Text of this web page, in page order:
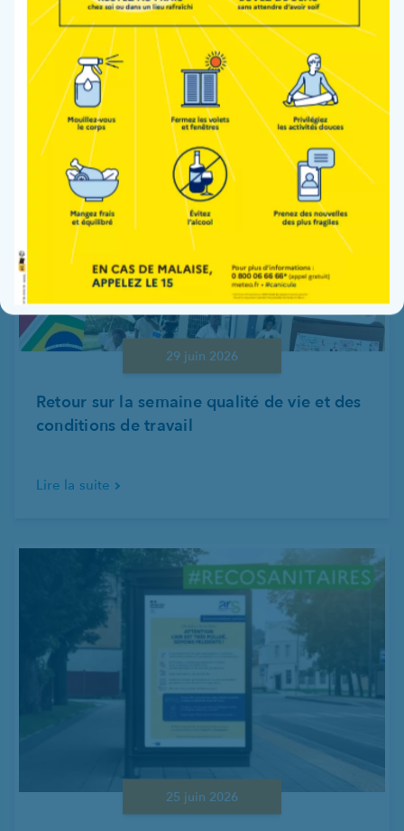
Lire la suite
29 juin 2026
Retour sur la semaine qualité de vie et des
conditions de travail
Lire la suite
25 juin 2026